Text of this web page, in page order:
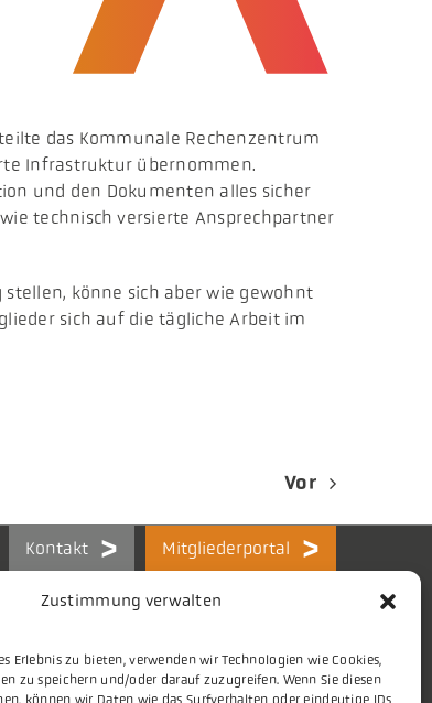
Zustimmung verwalten
Erlebnis zu bieten, verwenden wir Technologien wie Cookies,
zu speichern und/oder darauf zuzugreifen. Wenn Sie diesen
können wir Daten wie das Surfverhalten oder eindeutige IDs
das Kommunale Rechenzentrum
Infrastruktur übernommen.
und den Dokumenten alles sicher
technisch versierte Ansprechpartner
könne sich aber wie gewohnt
sich auf die tägliche Arbeit im
Vor
Kontakt Mitgliederportal
Stellenmarkt